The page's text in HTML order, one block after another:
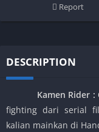
Report
DESCRIPTION
Kamen Rider :
fighting dari serial
kalian mainkan di